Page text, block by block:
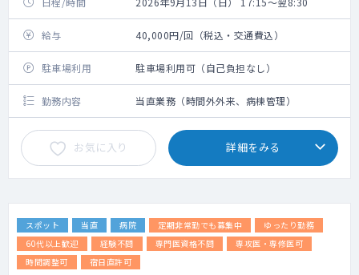
給与 40,000円/回（税込・交通費込）
駐車場利用 駐車場利用可（自己負担なし）
勤務内容 当直業務（時間外外来、病棟管理）
お気に入り 詳細をみる
スポット 当直 病院 定期非常勤でも募集中
ゆったり勤務
60代以上歓迎
経験不問 専門医資格不問
専攻医・専修医可
時間調整可
宿日直許可